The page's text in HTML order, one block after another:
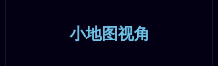
小地图视角